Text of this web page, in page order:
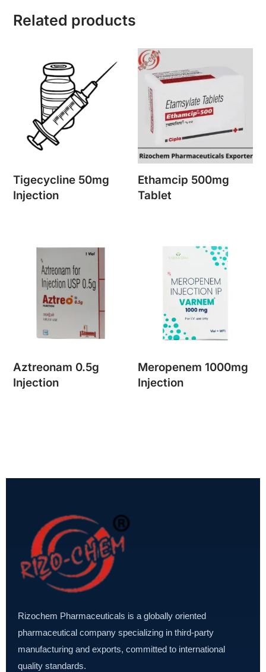
Related products
Tigecycline 50mg
Injection
Ethamcip 500mg
Tablet
Aztreonam 0.5g
Injection
Meropenem 1000mg
Injection
Rizochem Pharmaceuticals is a globally oriented
pharmaceutical company specializing in third-party
manufacturing and exports, committed to international
quality standards.